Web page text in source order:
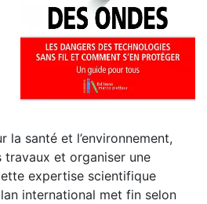
la santé et l’environnement,
et organiser une
expertise scientifique
international met fin selon